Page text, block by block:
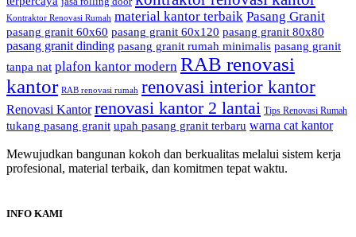
Kontraktor Renovasi Rumah material kantor terbaik Pasang Granit
pasang granit 60x60 pasang granit 60x120 pasang granit 80x80
pasang granit dinding pasang granit rumah minimalis pasang granit
tanpa nat plafon kantor modern RAB renovasi
kantor RAB renovasi rumah renovasi interior kantor
Renovasi Kantor renovasi kantor 2 lantai Tips Renovasi Rumah
tukang pasang granit upah pasang granit terbaru warna cat kantor
Mewujudkan bangunan kokoh dan berkualitas melalui sistem kerja
profesional, material terbaik, dan komitmen tepat waktu.
INFO KAMI